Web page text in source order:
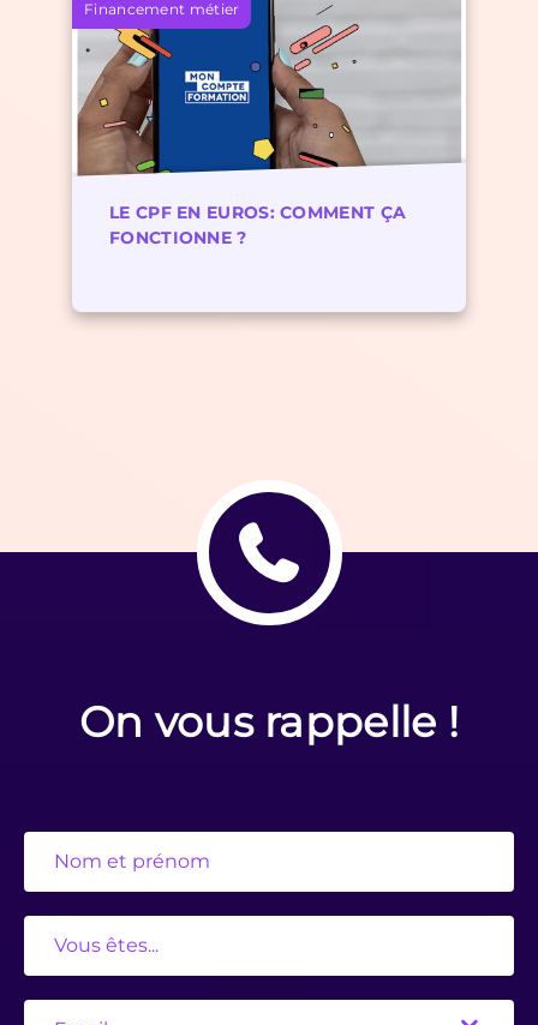
Financement métier
LE CPF EN EUROS: COMMENT ÇA
FONCTIONNE ?
On vous rappelle !